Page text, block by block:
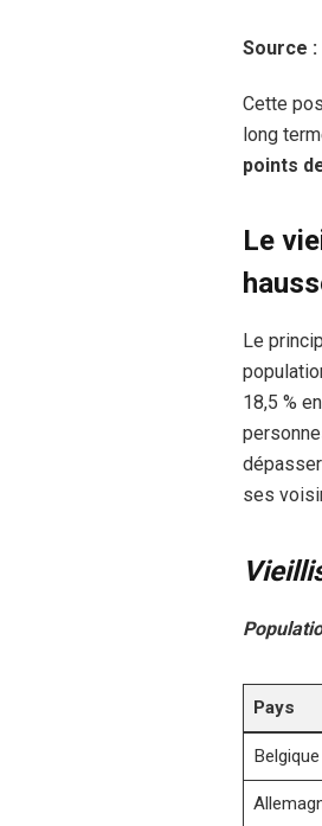
Source
Cette
long
points
Le
Le
18,5 %
ses
Pays
Belgique